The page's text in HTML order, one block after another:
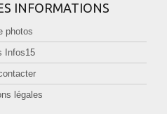
INFORMATIONS
photos
Infos15
légales